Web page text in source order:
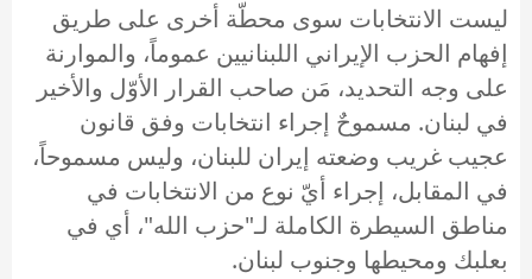
ليست الانتخابات سوى محطّة أخرى على طريق
إفهام الحزب الإيراني اللبنانيين عموماً، والموارنة
على وجه التحديد، مَن صاحب القرار الأوّل والأخير
في لبنان. مسموحٌ إجراء انتخابات وفق قانون
عجيب غريب وضعته إيران للبنان، وليس مسموحاً،
في المقابل، إجراء أيّ نوع من الانتخابات في
مناطق السيطرة الكاملة لـ"حزب الله"، أي في
بعلبك ومحيطها وجنوب لبنان.